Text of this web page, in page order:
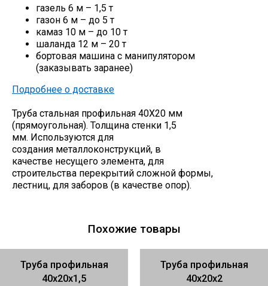
газель 6 м – 1,5 т
газон 6 м – до 5 т
камаз 10 м – до 10 т
шаланда 12 м – 20 т
бортовая машина с манипулятором
(заказывать заранее)
Подробнее о доставке
Труба стальная профильная 40Х20 мм
(прямоугольная). Толщина стенки 1,5
мм. Используются для
создания металлоконструкций, в
качестве несущего элемента, для
строительства перекрытий сложной формы,
лестниц, для заборов (в качестве опор).
Похожие товары
Труба профильная
40х20х1,5
Труба профильная
40х20х2